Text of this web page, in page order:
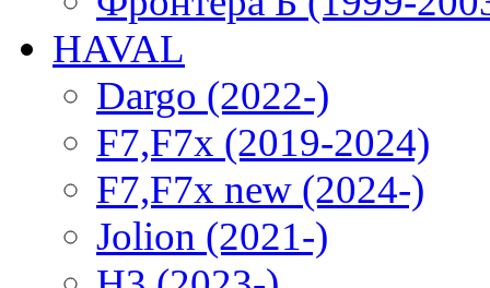
HAVAL
Dargo (2022-)
F7,F7x (2019-2024)
F7,F7x new (2024-)
Jolion (2021-)